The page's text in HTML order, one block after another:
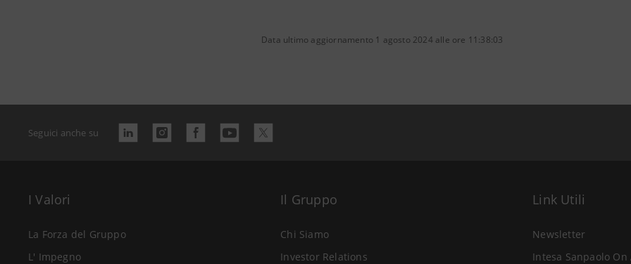
Data ultimo aggiornamento 1 agosto 2024 alle ore 11:38:03
Seguici anche su
I Valori
La Forza del Gruppo
L' Impegno
Il Gruppo
Chi Siamo
Investor Relations
Link Utili
Newsletter
Intesa Sanpaolo On